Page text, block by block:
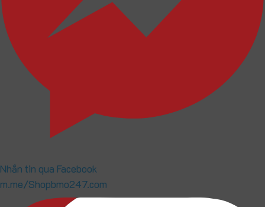
Nhắn tin qua Facebook
m.me/Shopbmo247.com